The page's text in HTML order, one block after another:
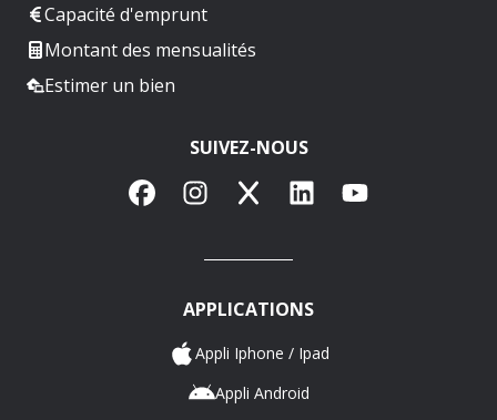
Capacité d'emprunt
Montant des mensualités
Estimer un bien
SUIVEZ-NOUS
FacebookInstagram
X LinkedInYouTube
APPLICATIONS
Appli Iphone / Ipad
Appli Android